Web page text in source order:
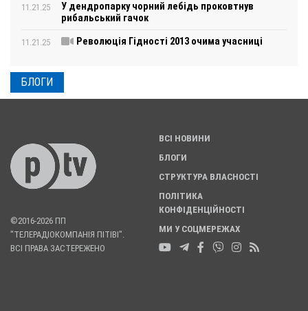
11.21.25
У дендропарку чорний лебідь проковтнув
рибальський гачок
11.21.25 Революція Гідності 2013 очима учасниці
БЛОГИ
©2016-2026 ПП
"ТЕЛЕРАДІОКОМПАНІЯ ПІТІВІ".
ВСІ ПРАВА ЗАСТЕРЕЖЕНО
ВСІ НОВИНИ
БЛОГИ
СТРУКТУРА ВЛАСНОСТІ
ПОЛІТИКА
КОНФІДЕНЦІЙНОСТІ
МИ У СОЦМЕРЕЖАХ